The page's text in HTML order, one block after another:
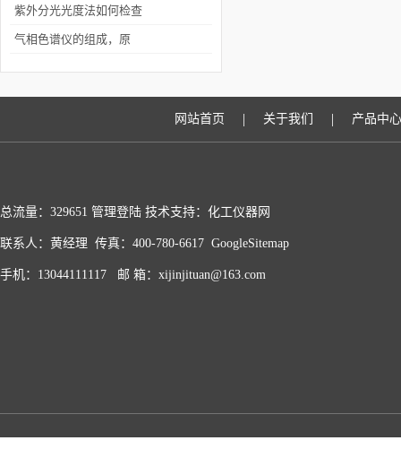
注意哪些问题？
紫外分光光度法如何检查
物质纯度
气相色谱仪的组成，原
网站首页 | 关于我们 | 产品中心
总流量：329651 管理登陆 技术支持：化工仪器网
联系人：黄经理 传真：400-780-6617 GoogleSitemap
手机：13044111117 邮 箱：xijinjituan@163.com